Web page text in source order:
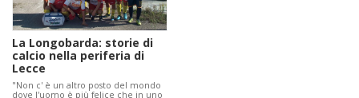
La Longobarda: storie di
calcio nella periferia di
Lecce
"Non c' è un altro posto del mondo
dove l'uomo è più felice che in uno